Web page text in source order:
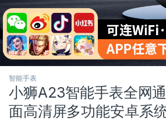
智能手表
小狮A23智能手表全网
面高清屏多功能安卓系